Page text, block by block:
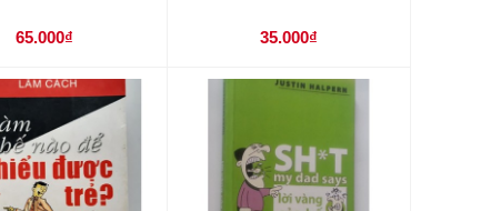
65.000₫ 35.000₫